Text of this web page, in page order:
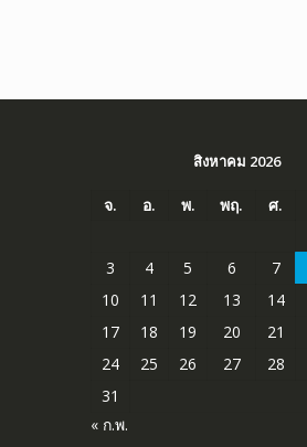
สิงหาคม 2026
จ. อ. พ. พฤ. ศ.
3
4 5 6 7
10
11 12 13 14
17
18 19 20 21
24
25 26 27 28
31
« ก.พ.